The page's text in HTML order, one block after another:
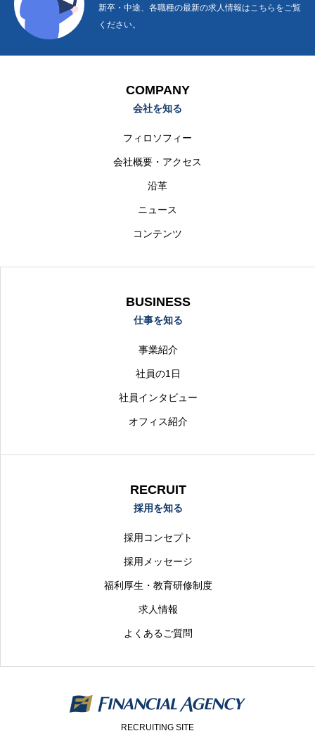
新卒・中途、各職種の最新の求人情報はこちらをご覧
ください。
COMPANY
会社を知る
フィロソフィー
会社概要・アクセス
沿革
ニュース
コンテンツ
BUSINESS
仕事を知る
事業紹介
社員の1日
社員インタビュー
オフィス紹介
RECRUIT
採用を知る
採用コンセプト
採用メッセージ
福利厚生・教育研修制度
求人情報
よくあるご質問
RECRUITING SITE